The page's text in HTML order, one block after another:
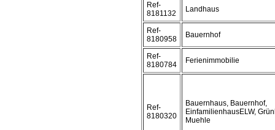
Ref-
8181132
Landhaus
Ref-
8180958
Bauernhof
Ref-
8180784
Ferienimmobilie
Ref-
8180320
Bauernhaus, Bauernhof,
EinfamilienhausELW,
Muehle